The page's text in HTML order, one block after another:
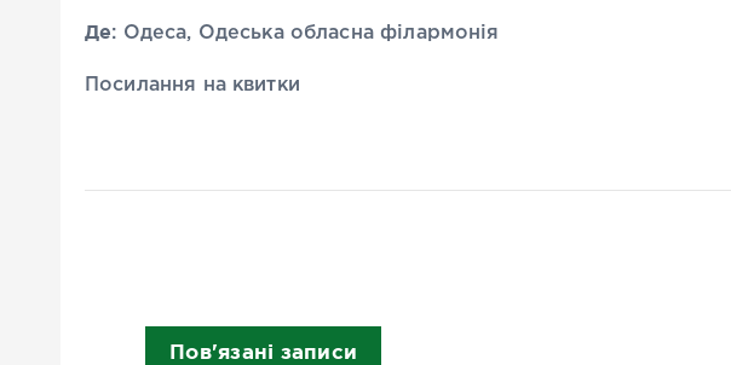
Де: Одеса, Одеська обласна філармонія
Посилання на квитки
Пов'язані записи